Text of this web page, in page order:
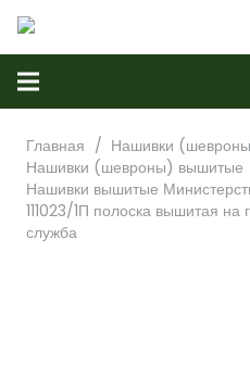
Главная / Нашивки
Нашивки (шевроны) вышитые
Нашивки вышитые
111023/1П полоска вышитая на
служба